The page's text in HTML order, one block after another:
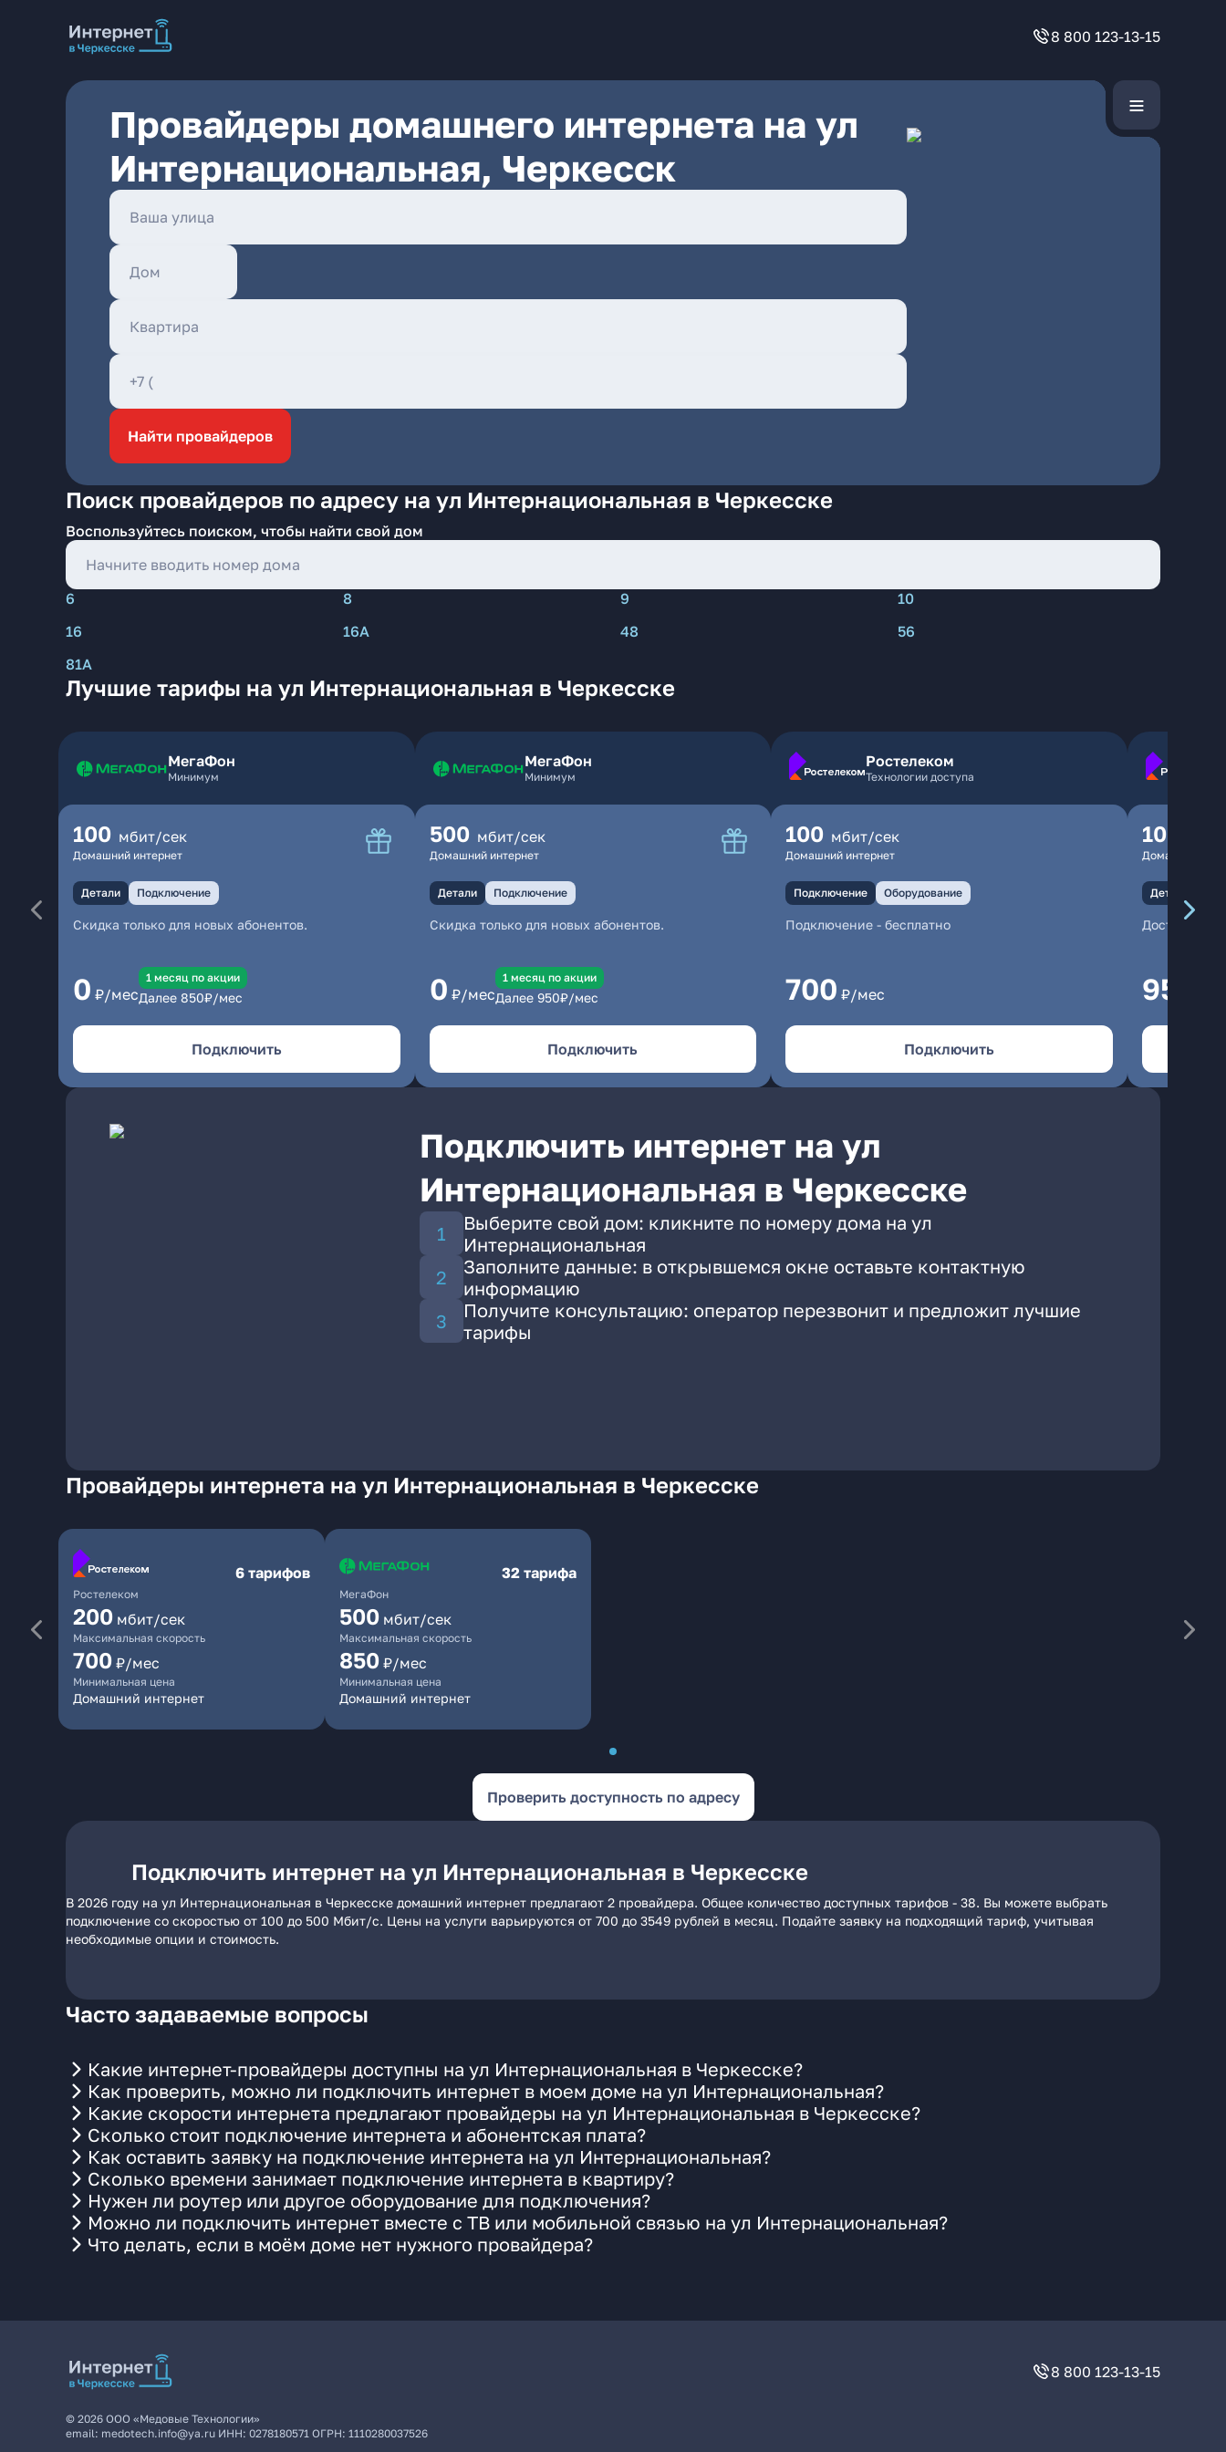
8 800 123-13-15
Провайдеры домашнего интернета на ул
Интернациональная, Черкесск
Найти провайдеров
Поиск провайдеров по адресу на ул Интернациональная в Черкесске
Воспользуйтесь поиском, чтобы найти свой дом
6 8 9
10
16
16А 48
56
81А
Лучшие тарифы на ул Интернациональная в Черкесске
МегаФон
Минимум
100 мбит/сек
Домашний интернет
Детали Подключение
Скидка только для новых абонентов.
0 ₽/мес
1 месяц по акции
Далее 850₽/мес
Подключить
МегаФон
Минимум
500 мбит/сек
Домашний интернет
Детали Подключение
Скидка только для новых абонентов.
0 ₽/мес
1 месяц по акции
Далее 950₽/мес
Подключить
Ростелеком
Технологии доступа
100 мбит/сек
Домашний интернет
Подключение Оборудование
Подключение - бесплатно
700 ₽/мес
Подключить
100
Домашний
Детали
Доступны
950
Подключить интернет на ул
Интернациональная в Черкесске
Выберите свой дом: кликните по номеру дома на ул
Интернациональная
Заполните данные: в открывшемся окне оставьте контактную
информацию
Получите консультацию: оператор перезвонит и предложит лучшие
тарифы
Провайдеры интернета на ул Интернациональная в Черкесске
Ростелеком
6 тарифов
200 мбит/сек
Максимальная скорость
700 ₽/мес
Минимальная цена
Домашний интернет
МегаФон
32 тарифа
500 мбит/сек
Максимальная скорость
850 ₽/мес
Минимальная цена
Домашний интернет
Проверить доступность по адресу
Подключить интернет на ул Интернациональная в Черкесске
В 2026 году на ул Интернациональная в Черкесске домашний интернет предлагают 2 провайдера. Общее количество доступных тарифов - 38. Вы можете выбрать
подключение со скоростью от 100 до 500 Мбит/с. Цены на услуги варьируются от 700 до 3549 рублей в месяц. Подайте заявку на подходящий тариф, учитывая
необходимые опции и стоимость.
Часто задаваемые вопросы
Какие интернет-провайдеры доступны на ул Интернациональная в Черкесске?
Как проверить, можно ли подключить интернет в моем доме на ул Интернациональная?
Какие скорости интернета предлагают провайдеры на ул Интернациональная в Черкесске?
Сколько стоит подключение интернета и абонентская плата?
Как оставить заявку на подключение интернета на ул Интернациональная?
Сколько времени занимает подключение интернета в квартиру?
Нужен ли роутер или другое оборудование для подключения?
Можно ли подключить интернет вместе с ТВ или мобильной связью на ул Интернациональная?
Что делать, если в моём доме нет нужного провайдера?
8 800 123-13-15
© 2026 ООО «Медовые Технологии»
email: medotech.info@ya.ru ИНН: 0278180571 ОГРН: 1110280037526